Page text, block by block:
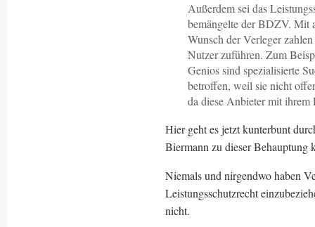
Außerdem sei das
bemängelte der BDZV. Mit
Wunsch der Verleger
Nutzer zuführen. Zum
Genios sind spezialisierte
betroffen, weil sie nicht
da diese Anbieter mit ihrem
Hier geht es jetzt kunterbunt
Biermann zu dieser Behauptung
Niemals und nirgendwo haben
Leistungsschutzrecht
nicht.